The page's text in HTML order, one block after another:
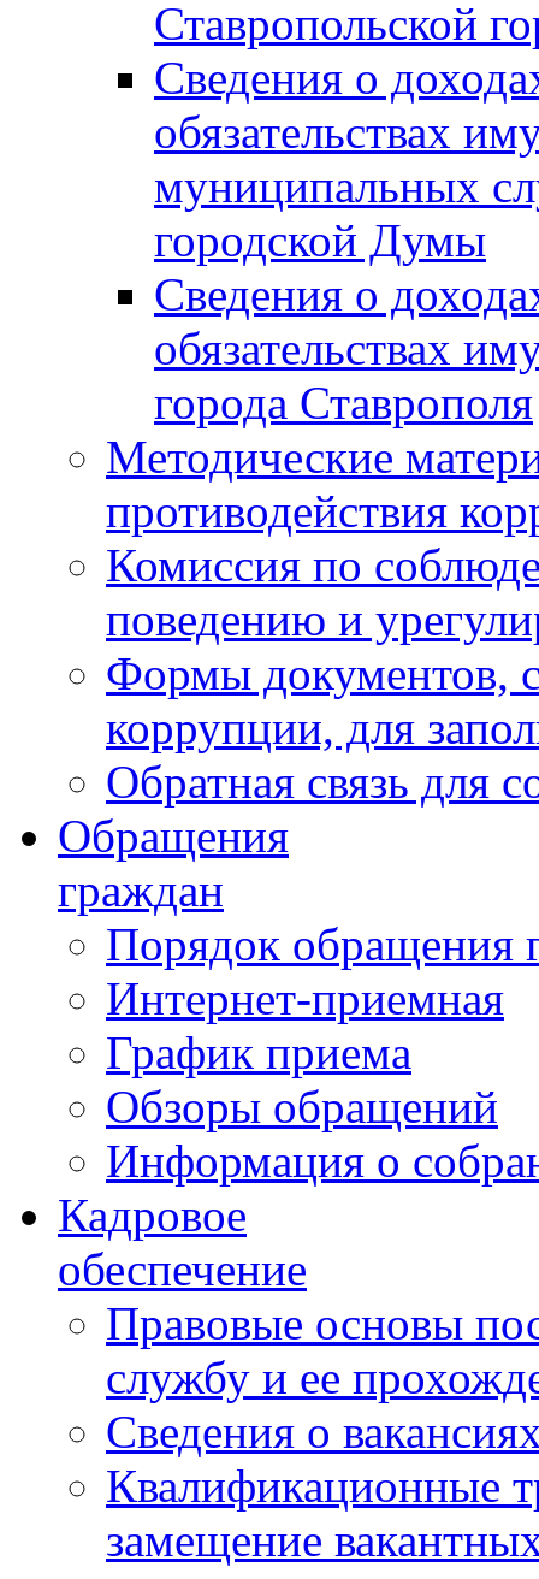
Ставропольской
Сведения о
обязательствах
муниципальных
городской Думы
Сведения о
обязательствах
города Ставрополя
Методические
противодействия
Комиссия по
поведению и
Формы документов,
коррупции, для
Обратная связь для
Обращения
граждан
Порядок обращения
Интернет-приемная
График приема
Обзоры обращений
Информация о
Кадровое
обеспечение
Правовые основы
службу и ее
Сведения о
Квалификационные
замещение